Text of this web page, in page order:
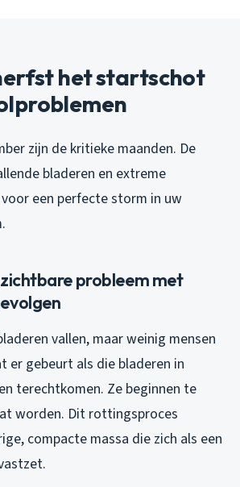
het startschot
zijn de kritieke maanden. De
bladeren en extreme
een perfecte storm in uw
probleem met
vallen, maar weinig mensen
er gebeurt als die bladeren in
terechtkomen. Ze beginnen te
worden. Dit rottingsproces
compacte massa die zich als een